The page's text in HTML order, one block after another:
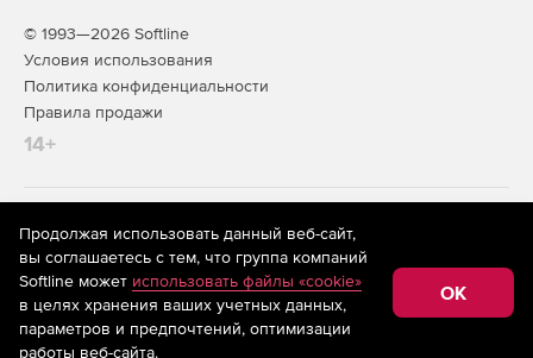
© 1993—2026 Softline
Условия использования
Политика конфиденциальности
Правила продажи
14+
На информационном ресурсе store.softline.ru применяются
рекомендательные технологии
(информационные технологии
предоставления информации на основе сбора,
систематизации и анализа сведений, относящихся к
предпочтениям пользователей сети «Интернет»,
находящихся на территории Российской Федерации)
Продолжая использовать данный веб-сайт,
вы соглашаетесь с тем, что группа компаний
Softline может использовать файлы «cookie»
в целях хранения ваших учетных данных,
параметров и предпочтений, оптимизации
работы веб-сайта.
OK